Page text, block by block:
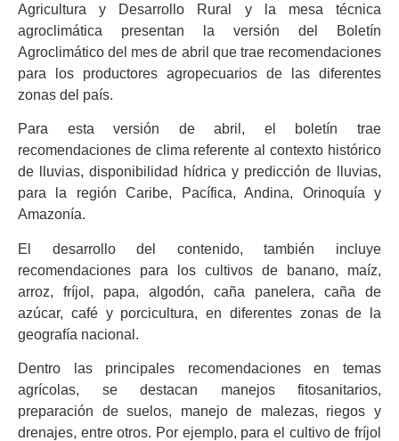
Agricultura y Desarrollo Rural y la mesa técnica
agroclimática presentan la versión del Boletín
Agroclimático del mes de abril que trae recomendaciones
para los productores agropecuarios de las diferentes
zonas del país.
Para esta versión de abril, el boletín trae
recomendaciones de clima referente al contexto histórico
de lluvias, disponibilidad hídrica y predicción de lluvias,
para la región Caribe, Pacífica, Andina, Orinoquía y
Amazonía.
El desarrollo del contenido, también incluye
recomendaciones para los cultivos de banano, maíz,
arroz, fríjol, papa, algodón, caña panelera, caña de
azúcar, café y porcicultura, en diferentes zonas de la
geografía nacional.
Dentro las principales recomendaciones en temas
agrícolas, se destacan manejos fitosanitarios,
preparación de suelos, manejo de malezas, riegos y
drenajes, entre otros. Por ejemplo, para el cultivo de fríjol